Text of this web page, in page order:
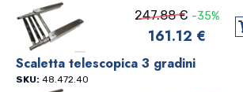
247.88 € -35%
161.12 €
Scaletta telescopica 3 gradini
SKU: 48.472.40